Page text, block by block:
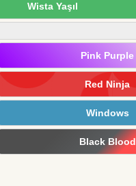
Wista Yaşıl
Pink Purple
Red Ninja
Windows
Black Blood